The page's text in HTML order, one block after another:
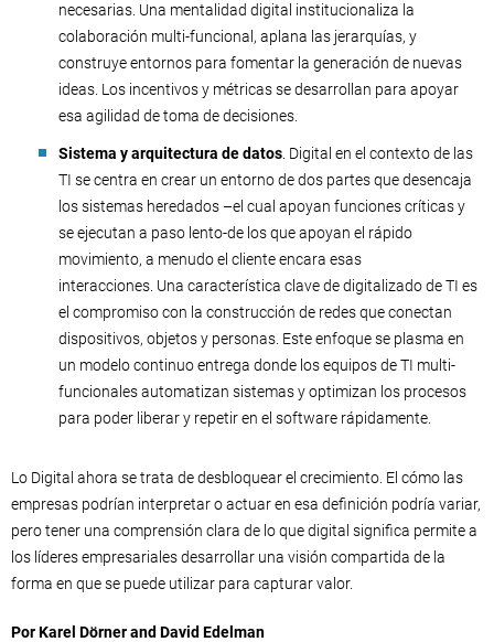
necesarias. Una mentalidad digital institucionaliza la
colaboración multi-funcional, aplana las jerarquías, y
construye entornos para fomentar la generación de nuevas
ideas. Los incentivos y métricas se desarrollan para apoyar
esa agilidad de toma de decisiones.
Sistema y arquitectura de datos . Digital en el contexto de las
TI se centra en crear un entorno de dos partes que desencaja
los sistemas heredados –el cual apoyan funciones críticas y
se ejecutan a paso lento-de los que apoyan el rápido
movimiento, a menudo el cliente encara esas
interacciones. Una característica clave de digitalizado de TI es
el compromiso con la construcción de redes que conectan
dispositivos, objetos y personas. Este enfoque se plasma en
un modelo continuo entrega donde los equipos de TI multi-
funcionales automatizan sistemas y optimizan los procesos
para poder liberar y repetir en el software rápidamente.
Lo Digital ahora se trata de desbloquear el crecimiento. El cómo las
empresas podrían interpretar o actuar en esa definición podría variar,
pero tener una comprensión clara de lo que digital significa permite a
los líderes empresariales desarrollar una visión compartida de la
forma en que se puede utilizar para capturar valor.
Por Karel Dörner and David Edelman